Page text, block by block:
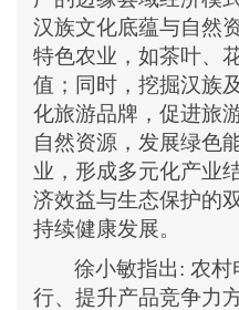
汉族文化底蕴与自然
特色农业，如茶叶、
值；同时，挖掘汉族
化旅游品牌，促进旅
自然资源，发展绿色
业，形成多元化产业
济效益与生态保护的
持续健康发展。
徐小敏指出: 农村
行、提升产品竞争力